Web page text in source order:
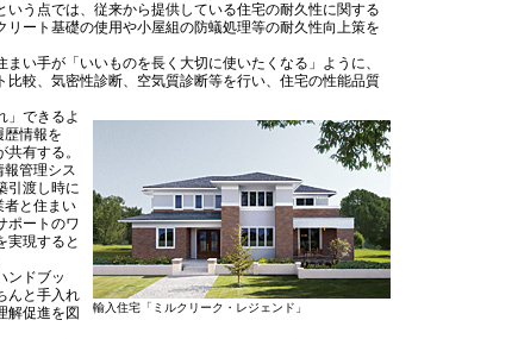
う点では、従来から提供している住宅の耐久性に関する
ート基礎の使用や小屋組の防蟻処理等の耐久性向上策を
い手が「いいものを長く大切に使いたくなる」ように、
比較、気密性診断、空気質診断等を行い、住宅の性能品質
輸入住宅「ミルクリーク・レジェンド」
」できるよ
歴情報を
有する。
報管理シス
引渡し時に
者と住まい
ポートのワ
実現すると
ンドブッ
んと手入れ
解促進を図